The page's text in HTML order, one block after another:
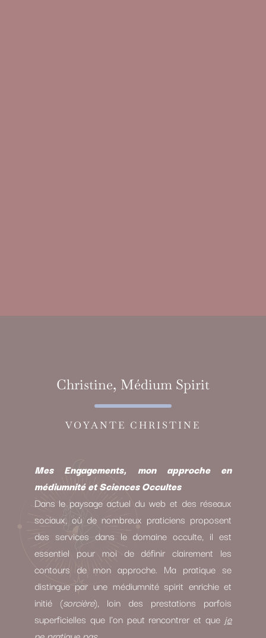
Christine, Médium Spirit
VOYANTE CHRISTINE
Mes Engagements, mon approche en
médiumnité et Sciences Occultes
Dans le paysage actuel du web et des réseaux
sociaux, où de nombreux praticiens proposent
des services dans le domaine occulte, il est
essentiel pour moi de définir clairement les
contours de mon approche. Ma pratique se
distingue par une médiumnité spirit enrichie et
initié (sorcière), loin des prestations parfois
superficielles que l’on peut rencontrer et que je